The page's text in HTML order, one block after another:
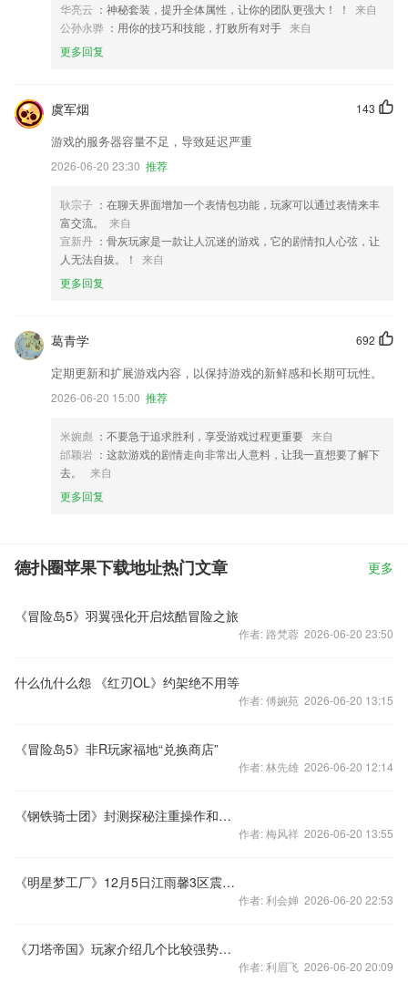
华亮云 ：神秘套装，提升全体属性，让你的团队更强大！ ！
来自
公孙永骅 ：用你的技巧和技能，打败所有对手 来自
更多回复
143
虞军烟
游戏的服务器容量不足，导致延迟严重
2026-06-20 23:30 推荐
耿宗子 ：在聊天界面增加一个表情包功能，玩家可以通过表情来丰
富交流。
来自
宣新丹 ：骨灰玩家是一款让人沉迷的游戏，它的剧情扣人心弦，让
人无法自拔。！
来自
更多回复
692
葛青学
定期更新和扩展游戏内容，以保持游戏的新鲜感和长期可玩性。
2026-06-20 15:00 推荐
米婉彪 ：不要急于追求胜利，享受游戏过程更重要 来自
邰颖岩 ：这款游戏的剧情走向非常出人意料，让我一直想要了解下
去。
来自
更多回复
德扑圈苹果下载地址热门文章 更多
《冒险岛5》羽翼强化开启炫酷冒险之旅
作者: 路梵蓉 2026-06-20 23:50
什么仇什么怨 《红刃OL》约架绝不用等
作者: 傅婉苑 2026-06-20 13:15
《冒险岛5》非R玩家福地“兑换商店”
作者: 林先雄 2026-06-20 12:14
《钢铁骑士团》封测探秘注重操作和策略的ARPG
作者: 梅风祥 2026-06-20 13:55
《明星梦工厂》12月5日江雨馨3区震撼开启
作者: 利会婵 2026-06-20 22:53
《刀塔帝国》玩家介绍几个比较强势的英雄
作者: 利眉飞 2026-06-20 20:09